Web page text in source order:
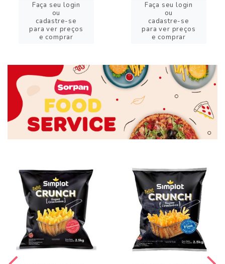
Faça seu login
ou
cadastre-se
para ver preços
e comprar
Faça seu login
ou
cadastre-se
para ver preços
e comprar